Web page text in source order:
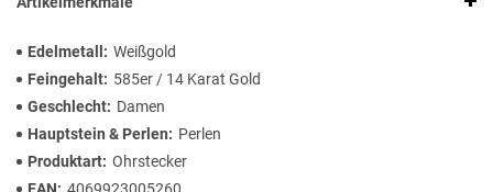
Edelmetall
Weißgold
Feingehalt
585er / 14 Karat Gold
Geschlecht
Damen
Hauptstein & Perlen
Perlen
Produktart Ohrstecker